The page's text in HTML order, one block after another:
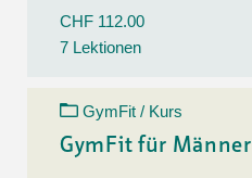
CHF 112.00
7 Lektionen
GymFit / Kurs
GymFit für Männer